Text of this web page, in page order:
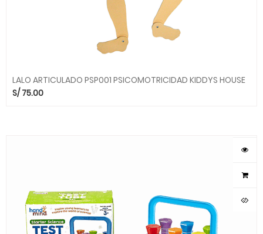
LALO ARTICULADO PSP001 PSICOMOTRICIDAD KIDDYS HOUSE
S/ 75.00